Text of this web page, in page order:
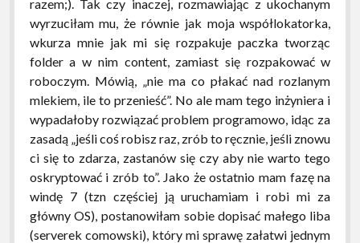
razem;). Tak czy inaczej, rozmawiając z ukochanym
wyrzuciłam mu, że równie jak moja współlokatorka,
wkurza mnie jak mi się rozpakuje paczka tworząc
folder a w nim content, zamiast się rozpakować w
roboczym. Mówią, „nie ma co płakać nad rozlanym
mlekiem, ile to przenieść”. No ale mam tego inżyniera i
wypadałoby rozwiązać problem programowo, idąc za
zasadą „jeśli coś robisz raz, zrób to ręcznie, jeśli znowu
ci się to zdarza, zastanów się czy aby nie warto tego
oskryptować i zrób to”. Jako że ostatnio mam fazę na
windę 7 (tzn częściej ją uruchamiam i robi mi za
główny OS), postanowiłam sobie dopisać małego liba
(serverek comowski), który mi sprawę załatwi jednym